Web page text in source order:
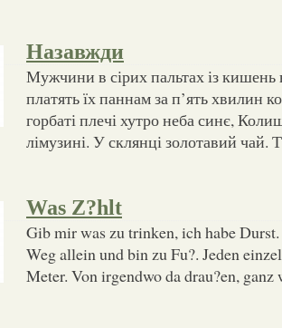
Назавжди
Мужчини в сірих пальтах із кишень
платять їх паннам за п’ять хвилин
горбаті плечі хутро неба синє,
лімузині. У склянці золотавий чай.
Was Z?hlt
Gib mir was zu trinken, ich habe
Weg allein und bin zu Fu?. Jeden
Meter. Von irgendwo da drau?en,